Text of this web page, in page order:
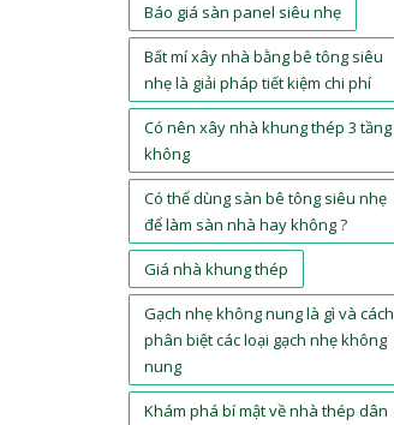
Báo giá sàn panel siêu nhẹ
Bất mí xây nhà bằng bê tông siêu
nhẹ là giải pháp tiết kiệm chi phí
Có nên xây nhà khung thép 3 tầng
không
Có thể dùng sàn bê tông siêu nhẹ
để làm sàn nhà hay không ?
Giá nhà khung thép
Gạch nhẹ không nung là gì và cách
phân biệt các loại gạch nhẹ không
nung
Khám phá bí mật về nhà thép dân